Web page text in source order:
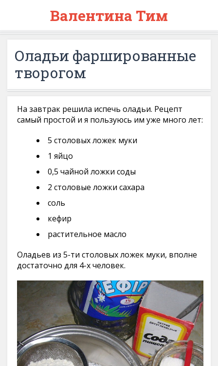
Валентина Тим
Оладьи фаршированные
творогом
На завтрак решила испечь оладьи. Рецепт
самый простой и я пользуюсь им уже много лет:
5 столовых ложек муки
1 яйцо
0,5 чайной ложки соды
2 столовые ложки сахара
соль
кефир
растительное масло
Оладьев из 5-ти столовых ложек муки, вполне
достаточно для 4-х человек.